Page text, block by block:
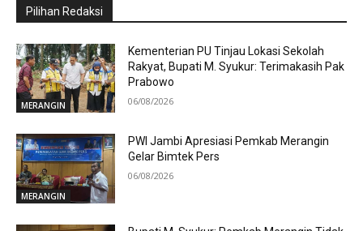
Pilihan Redaksi
MERANGIN
Kementerian PU Tinjau Lokasi Sekolah
Rakyat, Bupati M. Syukur: Terimakasih Pak
Prabowo
06/08/2026
MERANGIN
PWI Jambi Apresiasi Pemkab Merangin
Gelar Bimtek Pers
06/08/2026